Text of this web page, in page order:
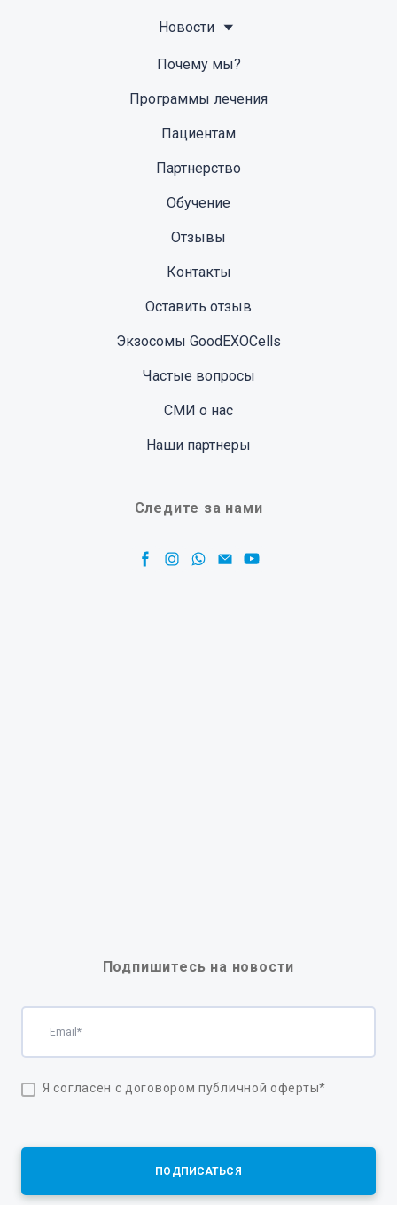
Новости
Почему мы?
Программы лечения
Пациентам
Партнерство
Обучение
Отзывы
Контакты
Оставить отзыв
Экзосомы GoodEXOCells
Частые вопросы
СМИ о нас
Наши партнеры
Следите за нами
Подпишитесь на новости
Я согласен с договором публичной оферты*
ПОДПИСАТЬСЯ